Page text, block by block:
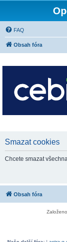
FAQ
Obsah fóra
Smazat cookies
Chcete smazat
Obsah fóra